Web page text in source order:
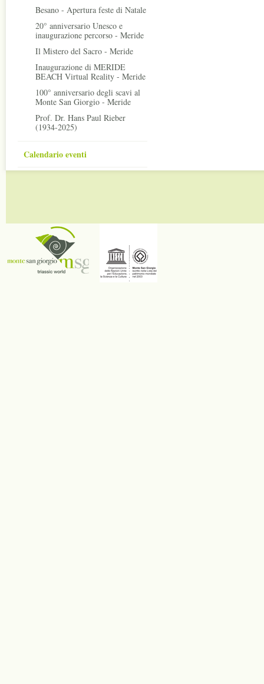
Besano - Apertura feste di Natale
20° anniversario Unesco e
inaugurazione percorso - Meride
Il Mistero del Sacro - Meride
Inaugurazione di MERIDE
BEACH Virtual Reality - Meride
100° anniversario degli scavi al
Monte San Giorgio - Meride
Prof. Dr. Hans Paul Rieber
(1934-2025)
Calendario eventi